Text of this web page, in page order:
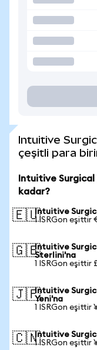
Intuitive
çeşitli para
Intuitive Surgical
kadar?
🇪🇺Intuitive
1 ISRGon eşittir
🇬🇧Intuitive
Sterlini'na
1 ISRGon eşittir
🇯🇵Intuitive
Yeni'na
1 ISRGon eşittir
🇨🇳Intuitive
1 ISRGon eşittir